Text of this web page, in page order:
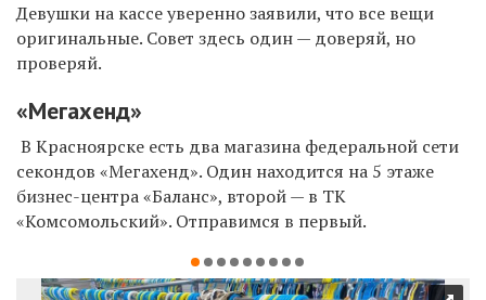
Девушки на кассе уверенно заявили, что все вещи
оригинальные. Совет здесь один — доверяй, но
проверяй.
«Мегахенд»
В Красноярске есть два магазина федеральной сети
секондов «Мегахенд». Один находится на 5 этаже
бизнес-центра «Баланс», второй — в ТК
«Комсомольский». Отправимся в первый.